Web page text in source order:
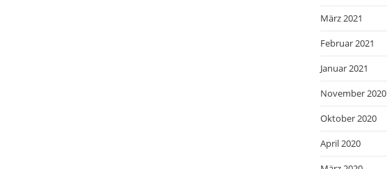
März 2021
Februar 2021
Januar 2021
November 2020
Oktober 2020
April 2020